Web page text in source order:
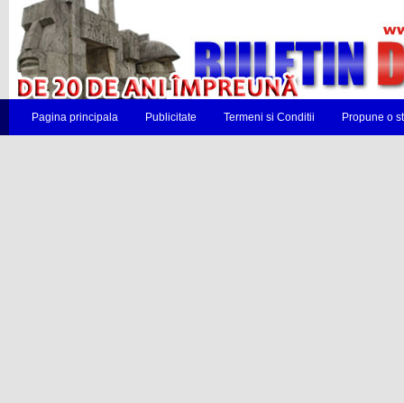
Pagina principala Publicitate Termeni si Conditii Propune o